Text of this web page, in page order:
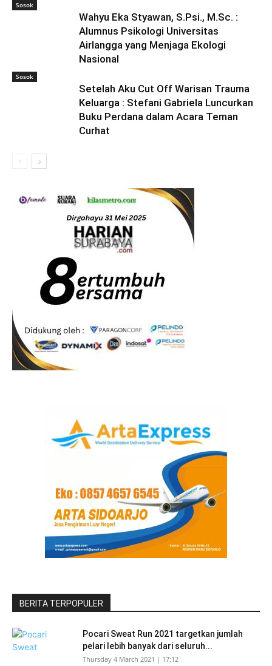
Sosok
Wahyu Eka Styawan, S.Psi., M.Sc. :
Alumnus Psikologi Universitas
Airlangga yang Menjaga Ekologi
Nasional
Sosok
Setelah Aku Cut Off Warisan Trauma
Keluarga : Stefani Gabriela Luncurkan
Buku Perdana dalam Acara Teman
Curhat
BERITA TERPOPULER
Pocari Sweat Run 2021 targetkan jumlah
pelari lebih banyak dari seluruh...
Thursday 4 March 2021 | 17:12